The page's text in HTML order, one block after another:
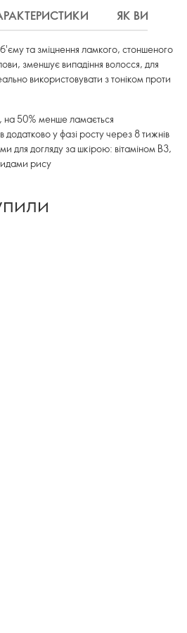
ЯК
та зміцнення ламкого, стоншеного
зменшує випадіння волосся, для
використовувати з тоніком проти
на 50% менше ламається
у фазі росту через 8 тижнів
для догляду за шкірою: вітаміном B3,
рису